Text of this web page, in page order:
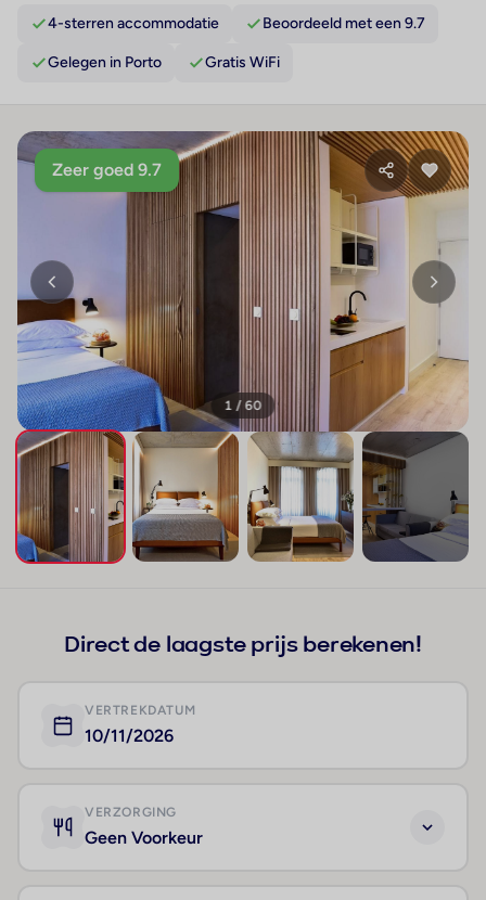
4-sterren accommodatie Beoordeeld met een 9.7
Gelegen in Porto Gratis WiFi
Zeer goed 9.7
1 / 60
Direct de laagste prijs berekenen!
VERTREKDATUM
10/11/2026
VERZORGING
Geen Voorkeur